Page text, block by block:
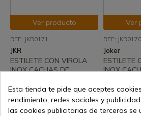
Ver producto
REF: JKR0171
JKR
ESTILETE CON VIROLA
INOX CACHAS DE
6 CM
Disponible a partir de: 05-
09-2026
Ver
REF: JKR0170
Joker
ESTILETE
INOX
7,5CM
Envío de
Esta tienda te pide que aceptes
rendimiento, redes sociales y
las cookies publicitarias de terceros